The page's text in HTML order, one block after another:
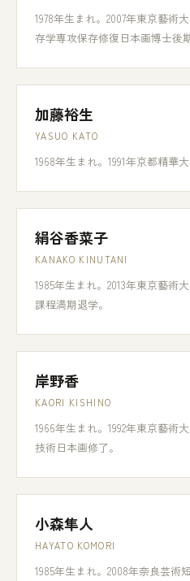
1978年生まれ。2007年東京藝術
存学専攻保存修復日本画博士後
加藤裕生
YASUO KATO
1968年生まれ。1991年京都精華
絹谷香菜子
KANAKO KINUTANI
1985年生まれ。2013年東京藝術
課程満期退学。
岸野香
KAORI KISHINO
1966年生まれ。1992年東京藝術
技術日本画修了。
小森隼人
HAYATO KOMORI
1985年生まれ。2008年奈良芸術